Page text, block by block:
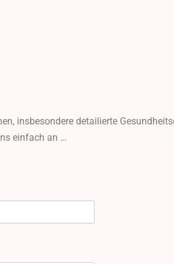
insbesondere detailierte
einfach an …